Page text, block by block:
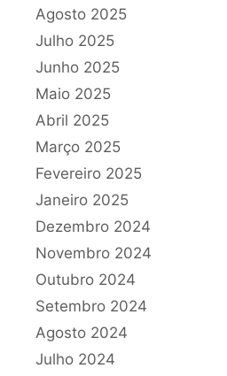
Agosto 2025
Julho 2025
Junho 2025
Maio 2025
Abril 2025
Março 2025
Fevereiro 2025
Janeiro 2025
Dezembro 2024
Novembro 2024
Outubro 2024
Setembro 2024
Agosto 2024
Julho 2024